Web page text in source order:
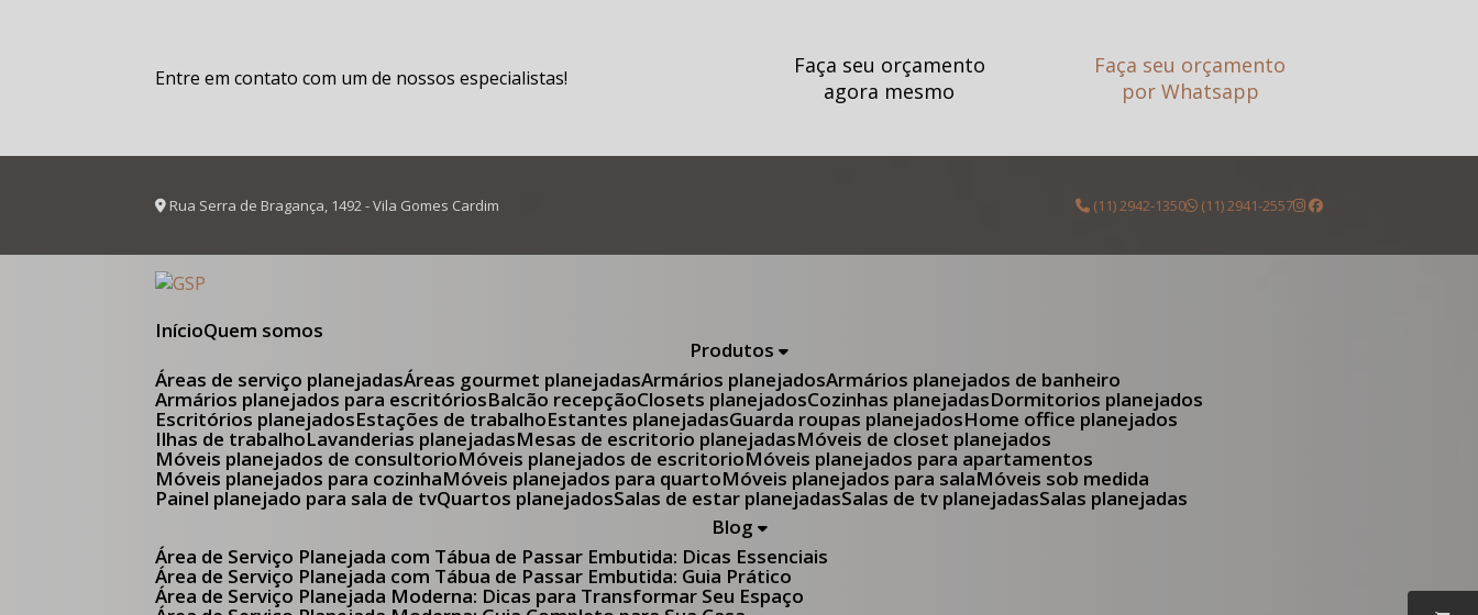
Entre em contato com um de nossos especialistas!
Faça seu orçamento
agora mesmo
Faça seu orçamento
por Whatsapp
Rua Serra de Bragança, 1492 - Vila Gomes Cardim (11) 2942-1350 (11) 2941-2557
Início Quem somos
Produtos
Áreas de serviço planejadas Áreas gourmet planejadas Armários planejados Armários planejados de banheiro
Armários planejados para escritórios Balcão recepção Closets planejados Cozinhas planejadas Dormitorios planejados
Escritórios planejados Estações de trabalho Estantes planejadas Guarda roupas planejados Home office planejados
Ilhas de trabalho Lavanderias planejadas Mesas de escritorio planejadas Móveis de closet planejados
Móveis planejados de consultorio Móveis planejados de escritorio Móveis planejados para apartamentos
Móveis planejados para cozinha Móveis planejados para quarto Móveis planejados para sala Móveis sob medida
Painel planejado para sala de tv Quartos planejados Salas de estar planejadas Salas de tv planejadas Salas planejadas
Blog
Área de Serviço Planejada com Tábua de Passar Embutida: Dicas Essenciais
Área de Serviço Planejada com Tábua de Passar Embutida: Guia Prático
Área de Serviço Planejada Moderna: Dicas para Transformar Seu Espaço